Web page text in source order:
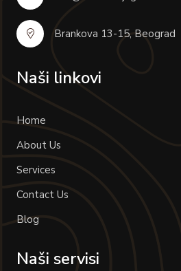
Brankova 13-15, Beograd
Naši linkovi
Home
About Us
Services
Contact Us
Blog
Naši servisi